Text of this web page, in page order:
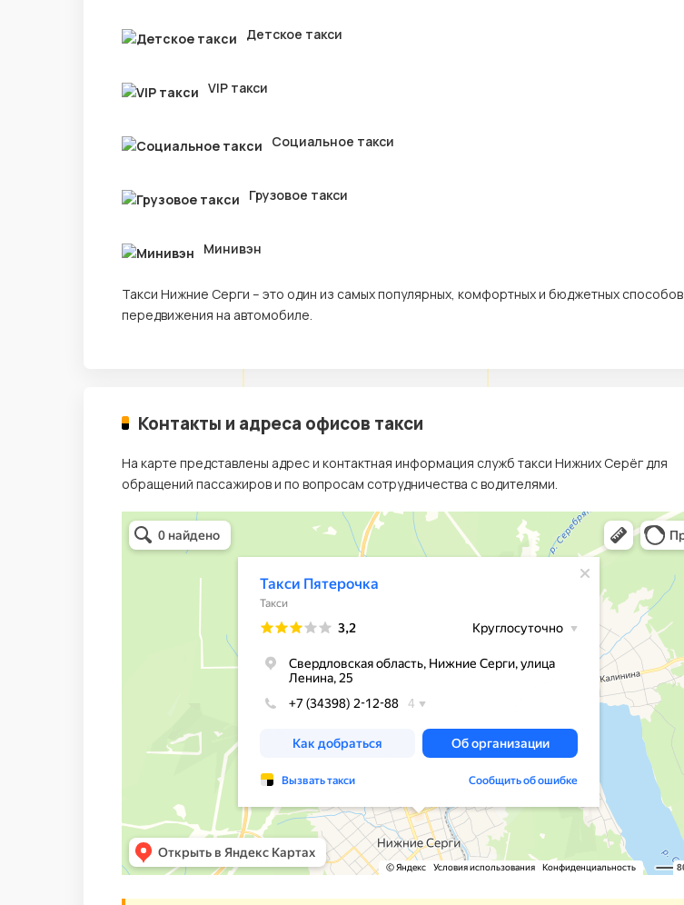
Детское такси
VIP такси
Социальное такси
Грузовое такси
Минивэн
Такси Нижние Серги – это один из самых популярных, комфортных и бюджетных способов
передвижения на автомобиле.
Контакты и адреса офисов такси
На карте представлены адрес и контактная информация служб такси Нижних Серёг для
обращений пассажиров и по вопросам сотрудничества с водителями.